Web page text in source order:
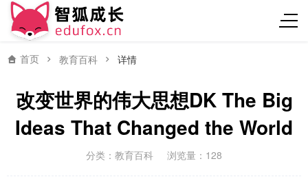
首页 教育百科 详情
改变世界的伟大思想DK The Big
Ideas That Changed the World
分类： 教育百科 浏览量：128